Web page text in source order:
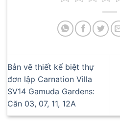
Bản vẽ thiết kế biệt thự
đơn lập Carnation Villa
SV14 Gamuda Gardens:
Căn 03, 07, 11, 12A